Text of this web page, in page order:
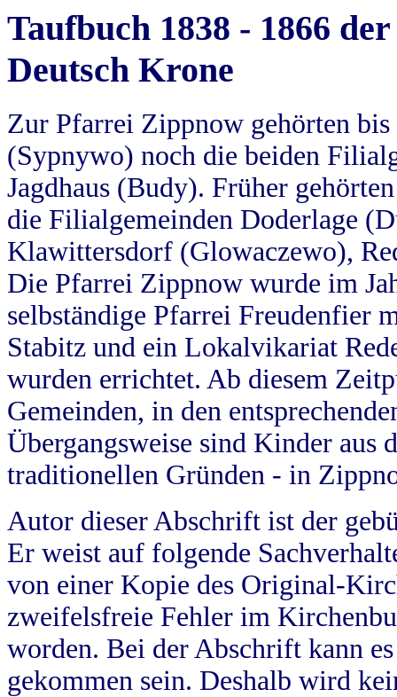
Taufbuch 1838 - 1866
Deutsch Krone
Zur Pfarrei Zippnow gehörten
(Sypnywo) noch die beiden
Jagdhaus (Budy). Früher
die Filialgemeinden Doderlage
Klawittersdorf (Glowaczewo),
Die Pfarrei Zippnow wurde im
selbständige Pfarrei Freudenfier
Stabitz und ein Lokalvikariat
wurden errichtet. Ab diesem
Gemeinden, in den
Übergangsweise sind Kinder aus
traditionellen Gründen - in
Autor dieser Abschrift ist der
Er weist auf folgende
von einer Kopie des Original-
zweifelsfreie Fehler im
worden. Bei der Abschrift kann
gekommen sein. Deshalb wird